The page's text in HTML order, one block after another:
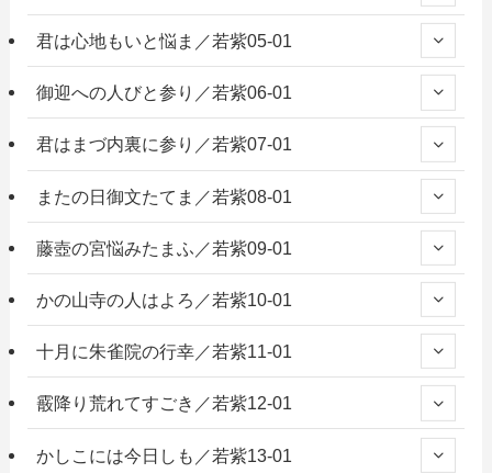
君は心地もいと悩ま／若紫05-01
御迎への人びと参り／若紫06-01
君はまづ内裏に参り／若紫07-01
またの日御文たてま／若紫08-01
藤壺の宮悩みたまふ／若紫09-01
かの山寺の人はよろ／若紫10-01
十月に朱雀院の行幸／若紫11-01
霰降り荒れてすごき／若紫12-01
かしこには今日しも／若紫13-01